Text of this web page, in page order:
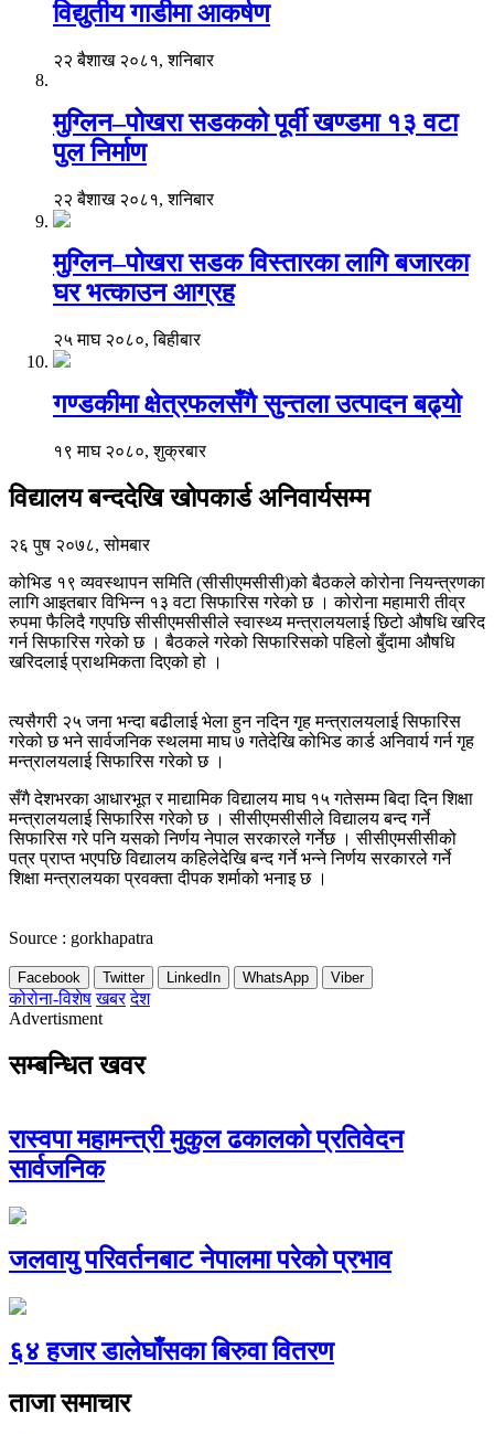
विद्युतीय गाडीमा आकर्षण
२२ बैशाख २०८१, शनिबार
मुग्लिन–पोखरा सडकको पूर्वी खण्डमा १३ वटा
पुल निर्माण
२२ बैशाख २०८१, शनिबार
मुग्लिन–पोखरा सडक विस्तारका लागि बजारका
घर भत्काउन आग्रह
२५ माघ २०८०, बिहीबार
गण्डकीमा क्षेत्रफलसँगै सुन्तला उत्पादन बढ्यो
१९ माघ २०८०, शुक्रबार
विद्यालय बन्ददेखि खोपकार्ड अनिवार्यसम्म
२६ पुष २०७८, सोमबार
कोभिड १९ व्यवस्थापन समिति (सीसीएमसीसी)को बैठकले कोरोना नियन्त्रणका
लागि आइतबार विभिन्न १३ वटा सिफारिस गरेको छ । कोरोना महामारी तीव्र
रुपमा फैलिदै गएपछि सीसीएमसीसीले स्वास्थ्य मन्त्रालयलाई छिटो औषधि खरिद
गर्न सिफारिस गरेको छ । बैठकले गरेको सिफारिसको पहिलो बुँदामा औषधि
खरिदलाई प्राथमिकता दिएको हो ।
त्यसैगरी २५ जना भन्दा बढीलाई भेला हुन नदिन गृह मन्त्रालयलाई सिफारिस
गरेको छ भने सार्वजनिक स्थलमा माघ ७ गतेदेखि कोभिड कार्ड अनिवार्य गर्न गृह
मन्त्रालयलाई सिफारिस गरेको छ ।
सँगै देशभरका आधारभूत र माद्यामिक विद्यालय माघ १५ गतेसम्म बिदा दिन शिक्षा
मन्त्रालयलाई सिफारिस गरेको छ । सीसीएमसीसीले विद्यालय बन्द गर्ने
सिफारिस गरे पनि यसको निर्णय नेपाल सरकारले गर्नेछ । सीसीएमसीसीको
पत्र प्राप्त भएपछि विद्यालय कहिलेदेखि बन्द गर्ने भन्ने निर्णय सरकारले गर्ने
शिक्षा मन्त्रालयका प्रवक्ता दीपक शर्माको भनाइ छ ।
Source : gorkhapatra
Facebook Twitter LinkedIn WhatsApp Viber
कोरोना-विशेष खबर देश
Advertisment
सम्बन्धित खवर
रास्वपा महामन्त्री मुकुल ढकालको प्रतिवेदन
सार्वजनिक
जलवायु परिवर्तनबाट नेपालमा परेको प्रभाव
६४ हजार डालेघाँसका बिरुवा वितरण
ताजा समाचार